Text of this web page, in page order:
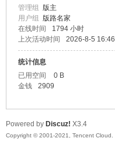
管理组 版主
用户组 版路名家
在线时间
1794 小时
上次活动时间
2026-8-5 16:46
统计信息
已用空间
0 B
金钱
2909
Powered by Discuz! X3.4
Copyright © 2001-2021, Tencent Cloud.